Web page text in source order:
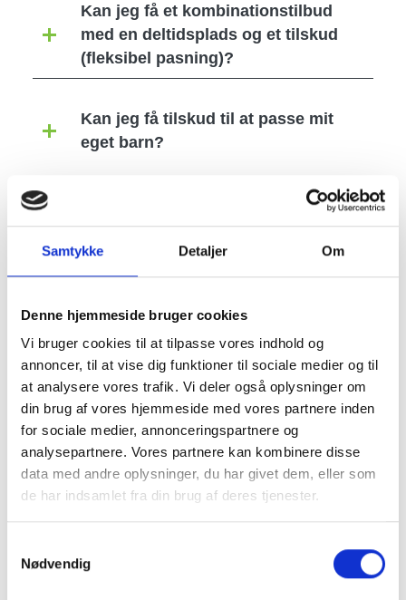
Samtykke Detaljer Om
Denne hjemmeside bruger cookies
Vi bruger cookies til at tilpasse vores indhold og
annoncer, til at vise dig funktioner til sociale medier og til
at analysere vores trafik. Vi deler også oplysninger om
din brug af vores hjemmeside med vores partnere inden
for sociale medier, annonceringspartnere og
analysepartnere. Vores partnere kan kombinere disse
data med andre oplysninger, du har givet dem, eller som
de har indsamlet fra din brug af deres tjenester.
Nødvendig
Kan jeg få et kombinationstilbud
med en deltidsplads og et tilskud
(fleksibel pasning)?
Kan jeg få tilskud til at passe mit
eget barn?
Image